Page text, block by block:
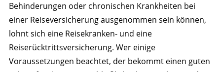
Behinderungen oder chronischen Krankheiten bei
einer Reiseversicherung ausgenommen sein können,
lohnt sich eine Reisekranken- und eine
Reiserücktrittsversicherung. Wer einige
Voraussetzungen beachtet, der bekommt einen guten